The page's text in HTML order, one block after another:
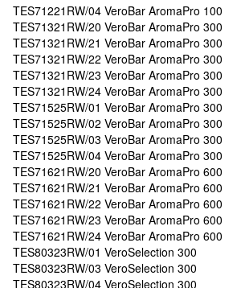
TES71221RW/04 VeroBar AromaPro 100
TES71321RW/20 VeroBar AromaPro 300
TES71321RW/21 VeroBar AromaPro 300
TES71321RW/22 VeroBar AromaPro 300
TES71321RW/23 VeroBar AromaPro 300
TES71321RW/24 VeroBar AromaPro 300
TES71525RW/01 VeroBar AromaPro 300
TES71525RW/02 VeroBar AromaPro 300
TES71525RW/03 VeroBar AromaPro 300
TES71525RW/04 VeroBar AromaPro 300
TES71621RW/20 VeroBar AromaPro 600
TES71621RW/21 VeroBar AromaPro 600
TES71621RW/22 VeroBar AromaPro 600
TES71621RW/23 VeroBar AromaPro 600
TES71621RW/24 VeroBar AromaPro 600
TES80323RW/01 VeroSelection 300
TES80323RW/03 VeroSelection 300
TES80323RW/04 VeroSelection 300